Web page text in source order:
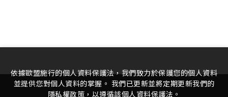
依據歐盟施行的個人資料保護法，我們致力於保護您的個人資料
並提供您對個人資料的掌握。 我們已更新並將定期更新我們的
隱私權政策，以遵循該個人資料保護法。